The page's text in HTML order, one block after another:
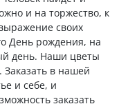
и на торжество, к
своих
День рождения, на
день. Наши цветы
в нашей
и себе, и
заказать